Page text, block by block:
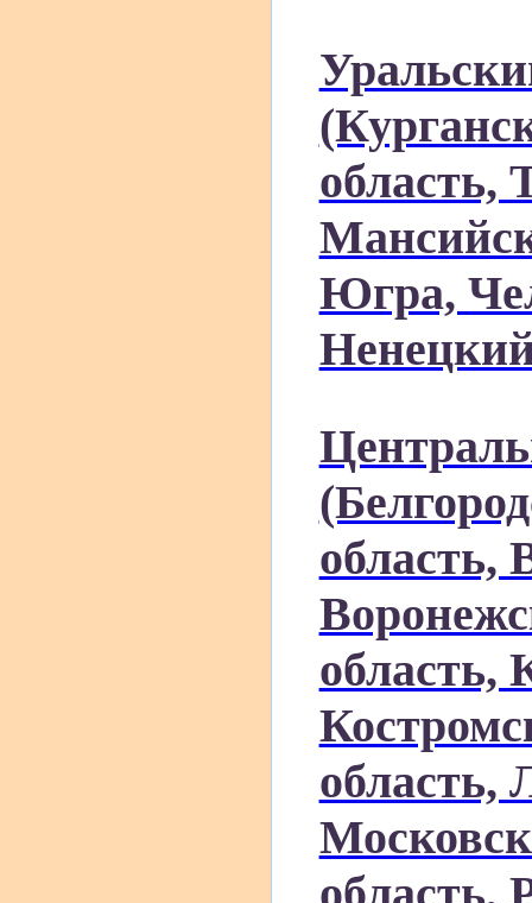
область,
Югра,
область,
область,
область,